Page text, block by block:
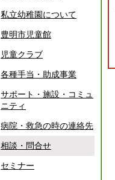
私立幼稚園について
豊明市児童館
児童クラブ
各種手当・助成事業
サポート・施設・コミュ
ニティ
病院・救急の時の連絡先
相談・問合せ
セミナー